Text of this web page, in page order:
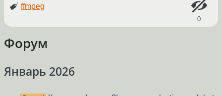
0
ffmpeg
Форум
Январь 2026